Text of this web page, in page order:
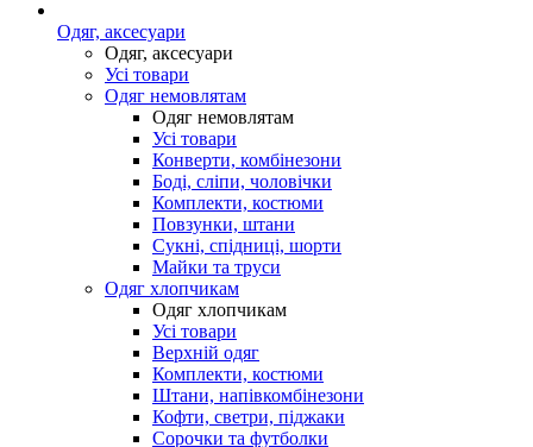
Одяг, аксесуари
Одяг, аксесуари
Усі товари
Одяг немовлятам
Одяг немовлятам
Усі товари
Конверти, комбінезони
Боді, сліпи, чоловічки
Комплекти, костюми
Повзунки, штани
Сукні, спідниці, шорти
Майки та труси
Одяг хлопчикам
Одяг хлопчикам
Усі товари
Верхній одяг
Комплекти, костюми
Штани, напівкомбінезони
Кофти, светри, піджаки
Сорочки та футболки